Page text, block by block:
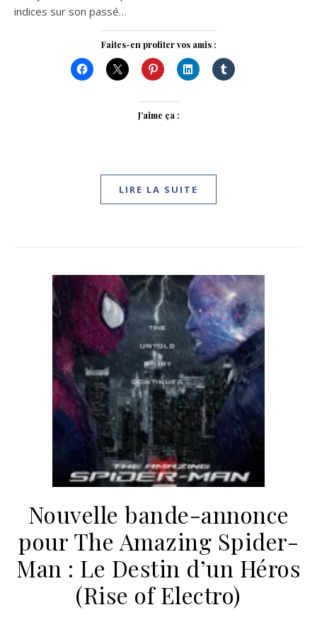
indices sur son passé…
Faites-en profiter vos amis :
J’aime ça :
LIRE LA SUITE
Nouvelle bande-annonce
pour The Amazing Spider-
Man : Le Destin d’un Héros
(Rise of Electro)